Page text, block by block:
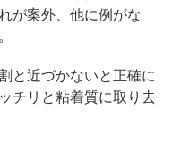
が案外、他に例がな
と近づかないと正確に
チリと粘着質に取り去